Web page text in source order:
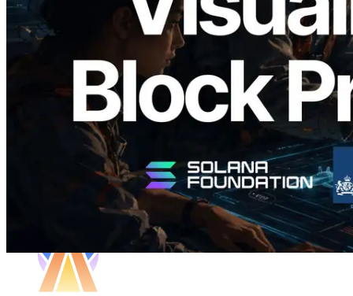
Waktu Produksi Blok per Slot dan
Validator yang Ditugaskan